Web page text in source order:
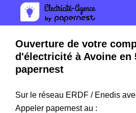
Ouverture de votre
d'électricité à Avoine en
papernest
Sur le réseau ERDF / Enedis
Appeler papernest au :